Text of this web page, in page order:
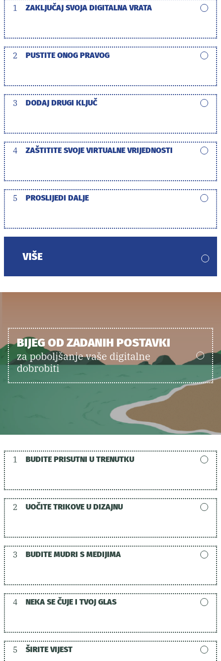
1 ZAKLJUČAJ SVOJA DIGITALNA VRATA
2 PUSTITE ONOG PRAVOG
3 DODAJ DRUGI KLJUČ
4 ZAŠTITITE SVOJE VIRTUALNE VRIJEDNOSTI
5 PROSLIJEDI DALJE
VIŠE
BIJEG OD ZADANIH POSTAVKI
za poboljšanje vaše digitalne
dobrobiti
1 BUDITE PRISUTNI U TRENUTKU
2 UOČITE TRIKOVE U DIZAJNU
3 BUDITE MUDRI S MEDIJIMA
4 NEKA SE ČUJE I TVOJ GLAS
5 ŠIRITE VIJEST